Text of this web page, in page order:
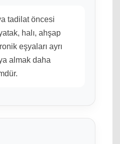
tadilat öncesi
halı, ahşap
eşyaları ayrı
almak daha